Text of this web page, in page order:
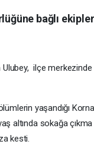
bağlı
ilçe
yaşandığı
altında sokağa
kesti.